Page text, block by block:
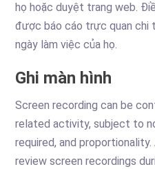
họ hoặc duyệt trang web.
được báo cáo trực quan chi
ngày làm việc của họ.
Ghi màn hình
Screen recording can be
related activity, subject to
required, and
review screen recordings